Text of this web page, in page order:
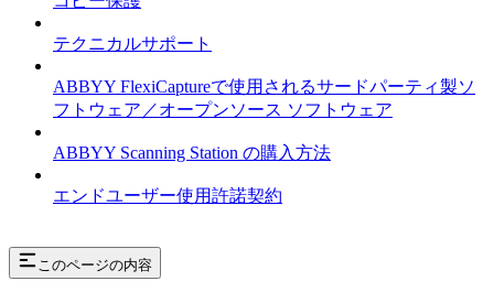
テクニカルサポート
ABBYY FlexiCaptureで使用されるサードパーティ製ソ
フトウェア／オープンソース ソフトウェア
ABBYY Scanning Station の購入方法
エンドユーザー使用許諾契約
このページの内容